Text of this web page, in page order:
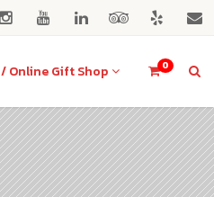
0
/ Online Gift Shop